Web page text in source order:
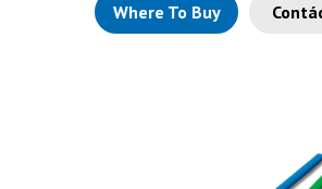
Where To Buy